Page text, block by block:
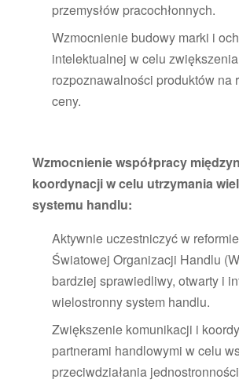
przemysłów pracochłonnych.
Wzmocnienie budowy marki i
intelektualnej w celu zwiększenia
rozpoznawalności produktów na
ceny.
Wzmocnienie współpracy
koordynacji w celu utrzymania
systemu handlu:
Aktywnie uczestniczyć w
Światowej Organizacji Handlu
bardziej sprawiedliwy, otwarty i
wielostronny system handlu.
Zwiększenie komunikacji i
partnerami handlowymi w celu
przeciwdziałania